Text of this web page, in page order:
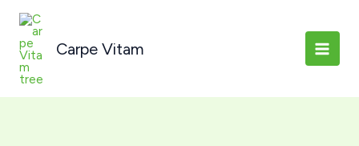
naar
inhoud
Carpe Vitam